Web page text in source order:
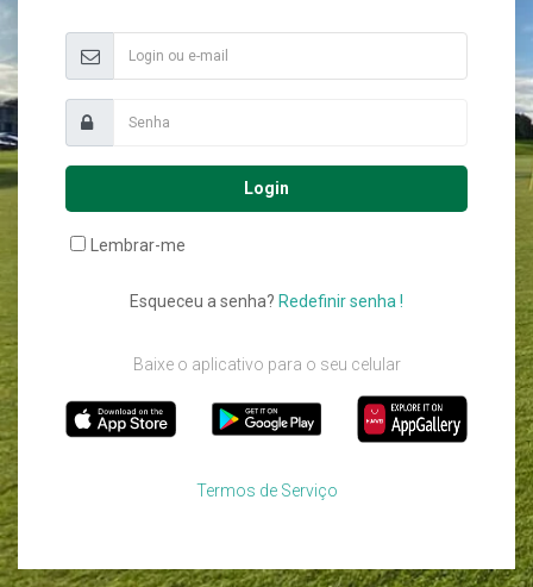
Login
Lembrar-me
Esqueceu a senha? Redefinir senha !
Baixe o aplicativo para o seu celular
Termos de Serviço